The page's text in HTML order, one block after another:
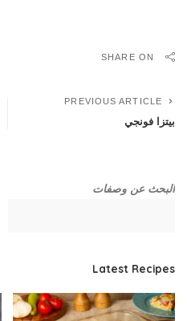
SHARE ON
PREVIOUS ARTICLE
بيتزا فونجي
البحث عن وصفات
Latest Recipes